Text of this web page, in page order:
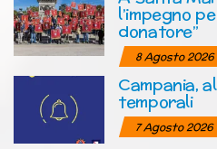
l’impegno
donatore”
8 Agosto 2026
Campania,
temporali
7 Agosto 2026